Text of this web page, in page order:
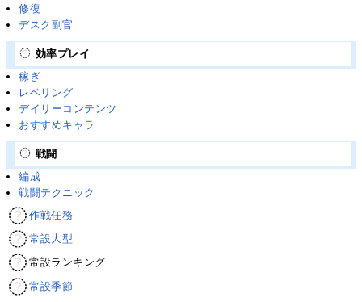
修復
デスク副官
効率プレイ
稼ぎ
レベリング
デイリーコンテンツ
おすすめキャラ
戦闘
編成
戦闘テクニック
作戦任務
常設大型
常設ランキング
常設季節